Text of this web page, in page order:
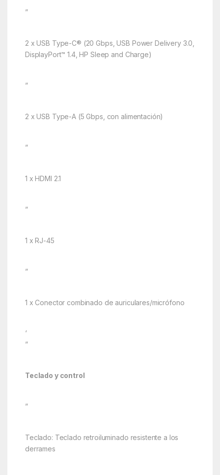
”
2 x USB Type-C® (20 Gbps, USB Power Delivery 3.0,
DisplayPort™ 1.4, HP Sleep and Charge)
”
2 x USB Type-A (5 Gbps, con alimentación)
”
1 x HDMI 2.1
”
1 x RJ-45
”
1 x Conector combinado de auriculares/micrófono
‘
”
Teclado y control
”
Teclado: Teclado retroiluminado resistente a los
derrames